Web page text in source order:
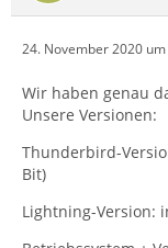
24. November 2020 um
Wir haben genau
Unsere Versionen:
Thunderbird-
Bit)
Lightning-Version: